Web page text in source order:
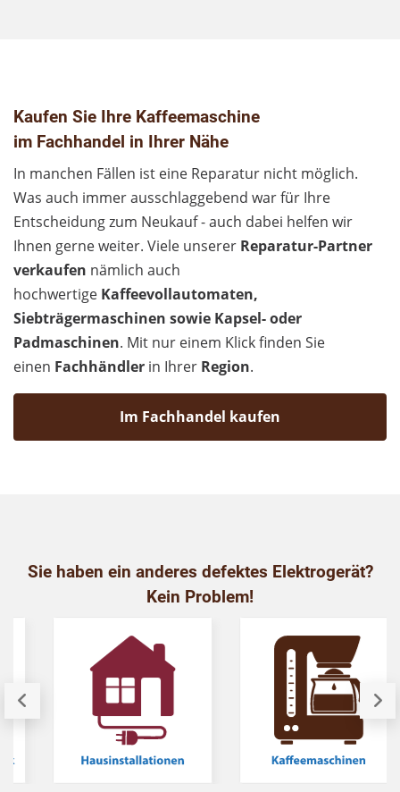
Kaufen Sie Ihre Kaffeemaschine
im Fachhandel in Ihrer Nähe
In manchen Fällen ist eine Reparatur nicht möglich.
Was auch immer ausschlaggebend war für Ihre
Entscheidung zum Neukauf - auch dabei helfen wir
Ihnen gerne weiter. Viele unserer Reparatur-Partner
verkaufen nämlich auch
hochwertige Kaffeevollautomaten,
Siebträgermaschinen sowie Kapsel- oder
Padmaschinen. Mit nur einem Klick finden Sie
einen Fachhändler in Ihrer Region.
Im Fachhandel kaufen
Sie haben ein anderes defektes Elektrogerät?
Kein Problem!